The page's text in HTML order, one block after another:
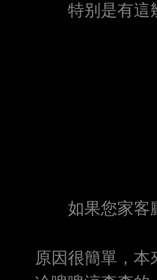
特别是有這
如果您家客
原因很簡單，